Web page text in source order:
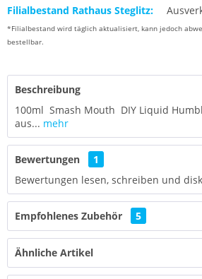
Filialbestand Rathaus Steglitz:
*Filialbestand wird täglich aktualisiert, kann jedoch
bestellbar.
Beschreibung
100ml Smash Mouth DIY Liquid
aus... mehr
Bewertungen
1
Bewertungen lesen, schreiben und
Empfohlenes Zubehör 5
Ähnliche Artikel